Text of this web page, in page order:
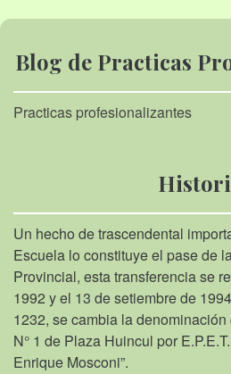
Blog de Practicas
Practicas profesionalizantes
Un hecho de trascendental
Escuela lo constituye el pase de
Provincial, esta transferencia se
1992 y el 13 de setiembre de
1232, se cambia la
N° 1 de Plaza Huincul por
Enrique Mosconi”.